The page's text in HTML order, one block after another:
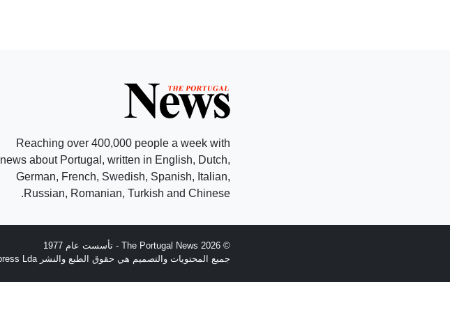
Reaching over 400,000 people a week with
news about Portugal, written in English, Dutch,
German, French, Swedish, Spanish, Italian,
Russian, Romanian, Turkish and Chinese.
© 2026 The Portugal News - تأسست عام 1977
جميع المحتويات والتصميم هي حقوق الطبع والنشر Anglopress Lda ومجموعة الأخبار من الصحف